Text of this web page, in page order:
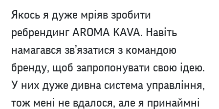
Якось я дуже мріяв зробити
ребрендинг AROMA KAVA. Навіть
намагався зв’язатися з командою
бренду, щоб запропонувати свою ідею.
У них дуже дивна система управління,
тож мені не вдалося, але я принаймні